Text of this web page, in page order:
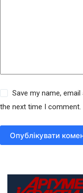
Save my name,
the next time I comment.
Опублікувати